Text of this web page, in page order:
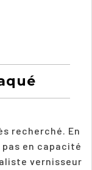
recherché. En
en capacité
vernisseur